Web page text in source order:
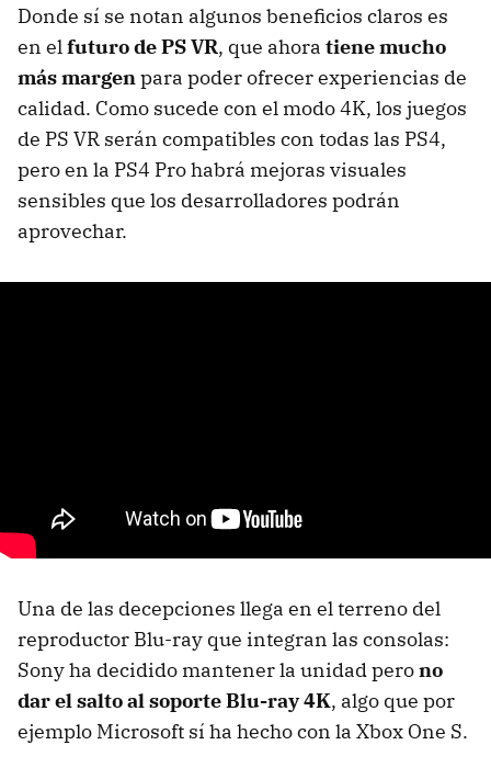
Donde sí se notan algunos beneficios claros es
en elfuturo de PS VR, que ahora tiene mucho
más margenpara poder ofrecer experiencias de
calidad. Como sucede con el modo 4K, los juegos
de PS VR serán compatibles con todas las PS4,
pero en la PS4 Pro habrá mejoras visuales
sensibles que los desarrolladores podrán
aprovechar.
Una de las decepciones llega en el terreno del
reproductor Blu-ray que integran las consolas:
Sony ha decidido mantener la unidad perono
dar el salto al soporte Blu-ray 4K, algo que por
ejemplo Microsoft sí ha hecho con la Xbox One S.